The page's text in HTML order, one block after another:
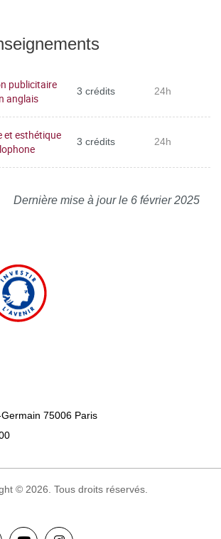
publicitaire
anglais
3 crédits 24h
et esthétique
3 crédits 24h
Dernière mise à jour le 6 février 2025
75006 Paris
© 2026. Tous droits réservés.